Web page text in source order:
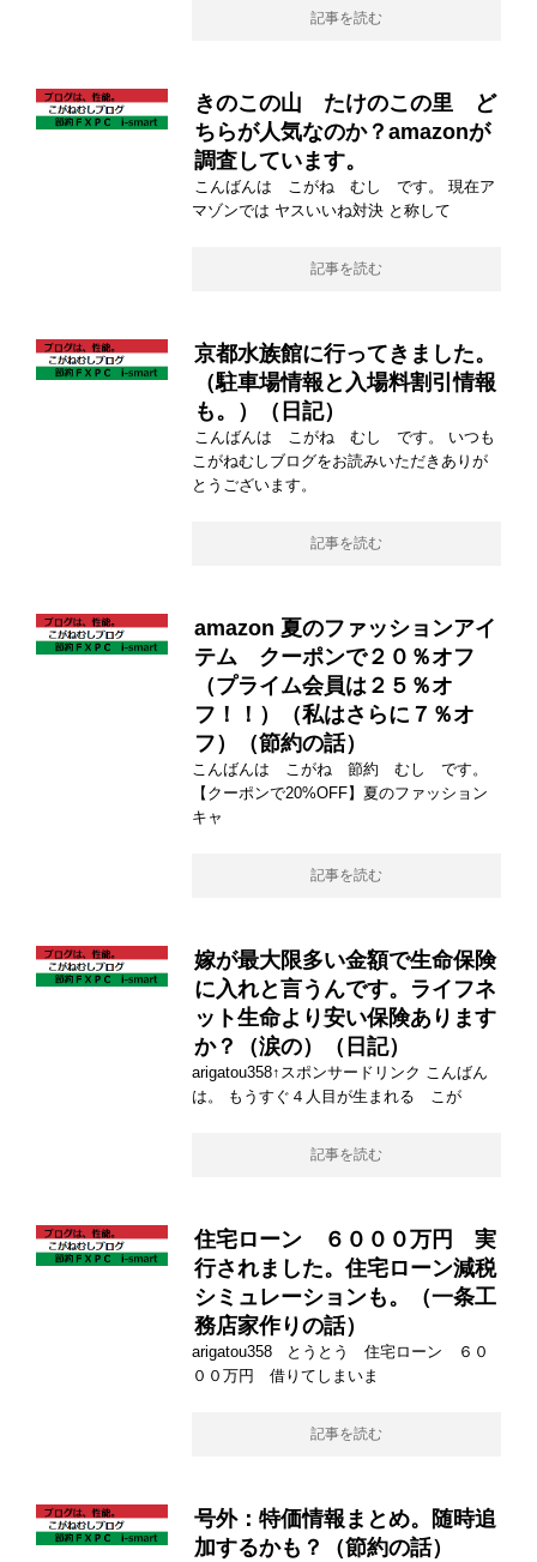
記事を読む
きのこの山 たけのこの里 ど
ちらが人気なのか？amazonが
調査しています。
こんばんは こがね むし です。 現在ア
マゾンでは ヤスいいね対決 と称して
記事を読む
京都水族館に行ってきました。
（駐車場情報と入場料割引情報
も。）（日記）
こんばんは こがね むし です。 いつも
こがねむしブログをお読みいただきありが
とうございます。
記事を読む
amazon 夏のファッションアイ
テム クーポンで２０％オフ
（プライム会員は２５％オ
フ！！）（私はさらに７％オ
フ）（節約の話）
こんばんは こがね 節約 むし です。
【クーポンで20%OFF】夏のファッション
キャ
記事を読む
嫁が最大限多い金額で生命保険
に入れと言うんです。ライフネ
ット生命より安い保険あります
か？（涙の）（日記）
arigatou358↑スポンサードリンク こんばん
は。 もうすぐ４人目が生まれる こが
記事を読む
住宅ローン ６０００万円 実
行されました。住宅ローン減税
シミュレーションも。（一条工
務店家作りの話）
arigatou358 とうとう 住宅ローン ６０
００万円 借りてしまいま
記事を読む
号外：特価情報まとめ。随時追
加するかも？（節約の話）